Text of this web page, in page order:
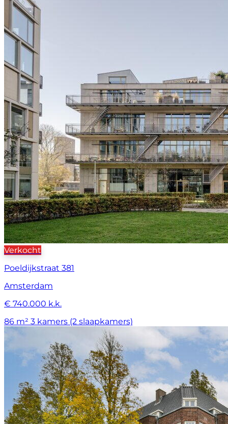
Verkocht
Poeldijkstraat 381
Amsterdam
€ 740.000 k.k.
86 m² 3 kamers (2 slaapkamers)